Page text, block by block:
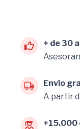
+ de 30
Envío
A partir
+15.000